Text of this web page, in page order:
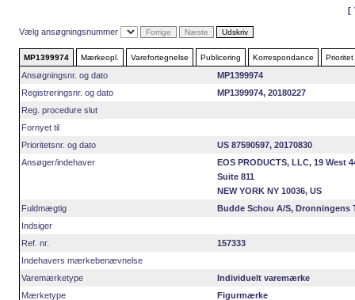
Vælg ansøgningsnummer
MP1399974 Mærkeopl. Varefortegnelse Publicering Korrespondance Prioritet
Ansøgningsnr. og dato
MP1399974
Registreringsnr. og dato
MP1399974, 20180227
Reg. procedure slut
Fornyet til
Prioritetsnr. og dato
US 87590597, 20170830
Ansøger/indehaver
EOS PRODUCTS, LLC, 19 West
Suite 811
NEW YORK NY 10036, US
Fuldmægtig
Budde Schou A/S, Dronningens
Indsiger
Ref. nr.
157333
Indehavers mærkebenævnelse
Varemærketype
Individuelt varemærke
Mærketype
Figurmærke